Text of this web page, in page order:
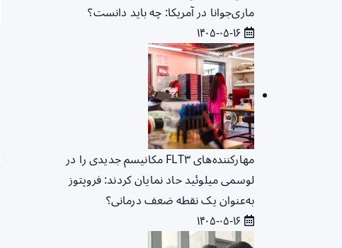
ماری‌جوانا در آمریکا: چه باید دانست؟
مهارکننده‌های FLT۳ مکانیسم جدیدی را در
لوسمی میلوئید حاد نمایان کردند: فروپتوز
به‌عنوان یک نقطه ضعف درمانی؟